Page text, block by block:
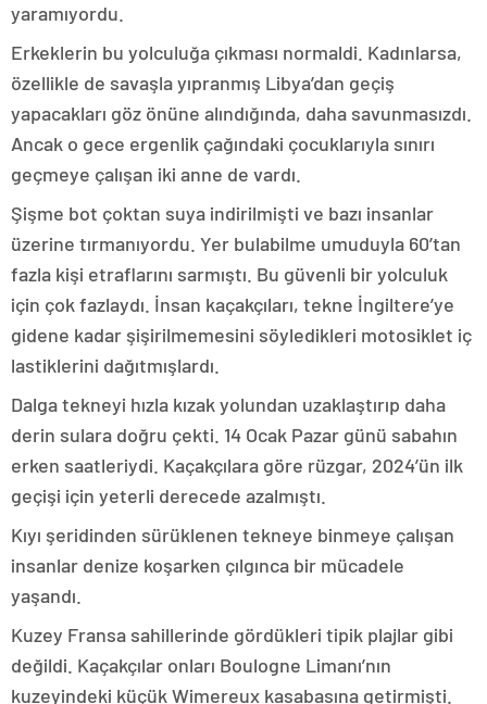
yaramıyordu.
Erkeklerin bu yolculuğa çıkması normaldi. Kadınlarsa,
özellikle de savaşla yıpranmış Libya’dan geçiş
yapacakları göz önüne alındığında, daha savunmasızdı.
Ancak o gece ergenlik çağındaki çocuklarıyla sınırı
geçmeye çalışan iki anne de vardı.
Şişme bot çoktan suya indirilmişti ve bazı insanlar
üzerine tırmanıyordu. Yer bulabilme umuduyla 60’tan
fazla kişi etraflarını sarmıştı. Bu güvenli bir yolculuk
için çok fazlaydı. İnsan kaçakçıları, tekne İngiltere’ye
gidene kadar şişirilmemesini söyledikleri motosiklet iç
lastiklerini dağıtmışlardı.
Dalga tekneyi hızla kızak yolundan uzaklaştırıp daha
derin sulara doğru çekti. 14 Ocak Pazar günü sabahın
erken saatleriydi. Kaçakçılara göre rüzgar, 2024’ün ilk
geçişi için yeterli derecede azalmıştı.
Kıyı şeridinden sürüklenen tekneye binmeye çalışan
insanlar denize koşarken çılgınca bir mücadele
yaşandı.
Kuzey Fransa sahillerinde gördükleri tipik plajlar gibi
değildi. Kaçakçılar onları Boulogne Limanı’nın
kuzeyindeki küçük Wimereux kasabasına getirmişti.